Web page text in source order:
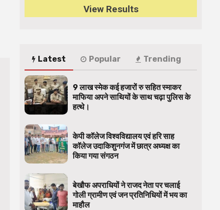
View Results
Latest Popular Trending
9 लाख स्मेक कई हजारों रु सहित स्माकर
माफिया अपने साथियों के साथ चढ़ा पुलिस के
हत्थे।
केपी कॉलेज विश्वविद्यालय एवं हरि साह
कॉलेज उदाकिशुनगंज में छात्र अध्यक्ष का
किया गया संगठन
बेखौफ अपराधियों ने राजद नेता पर चलाई
गोली ग्रामीण एवं जन प्रतिनिधियों में भय का
माहौल